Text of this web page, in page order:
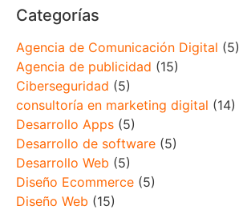
Categorías
Agencia de Comunicación Digital (5)
Agencia de publicidad (15)
Ciberseguridad (5)
consultoría en marketing digital (14)
Desarrollo Apps (5)
Desarrollo de software (5)
Desarrollo Web (5)
Diseño Ecommerce (5)
Diseño Web (15)